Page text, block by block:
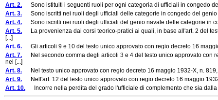
Art. 2. Sono istituiti i seguenti ruoli per ogni categoria di ufficiali in congedo
Art. 3. Sono iscritti nei ruoli degli ufficiali delle categorie in congedo del
Art. 4. Sono iscritti nei ruoli degli ufficiali del genio navale delle categorie in
Art. 5. La provenienza dai corsi teorico-pratici ai quali, in base all'art. 2 del
[...]
Art. 6. Gli articoli 9 e 10 del testo unico approvato con regio decreto 16
Art. 7. Nel secondo comma degli articoli 3 e 4 del testo unico approvato con
nel [...]
Art. 8. Nel testo unico approvato con regio decreto 16 maggio 1932-X, n.
Art. 9. Nell'art. 12 del testo unico approvato con regio decreto 16 maggio
Art. 10. Incorre nella perdita del grado l'ufficiale di complemento che sia